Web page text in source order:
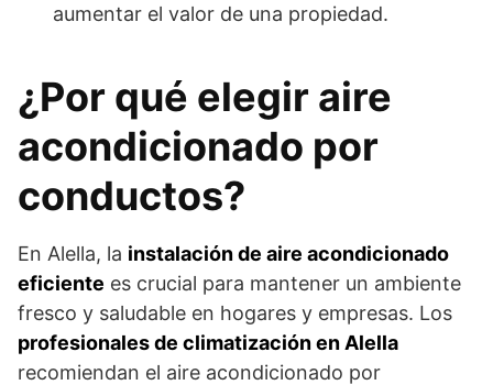
aumentar el valor de una propiedad.
¿Por qué elegir aire
acondicionado por
conductos?
En Alella, la instalación de aire acondicionado
eficiente es crucial para mantener un ambiente
fresco y saludable en hogares y empresas. Los
profesionales de climatización en Alella
recomiendan el aire acondicionado por